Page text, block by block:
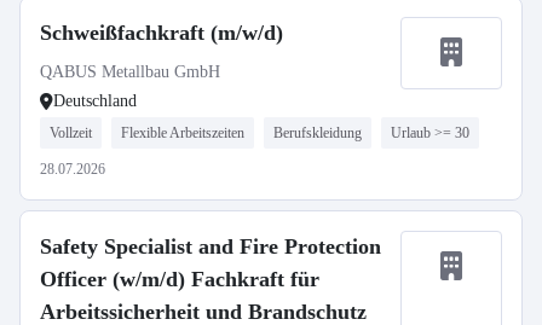
Schweißfachkraft (m/w/d)
QABUS Metallbau GmbH
Deutschland
Vollzeit Flexible Arbeitszeiten Berufskleidung Urlaub >= 30
28.07.2026
Safety Specialist and Fire Protection
Officer (w/m/d) Fachkraft für
Arbeitssicherheit und Brandschutz